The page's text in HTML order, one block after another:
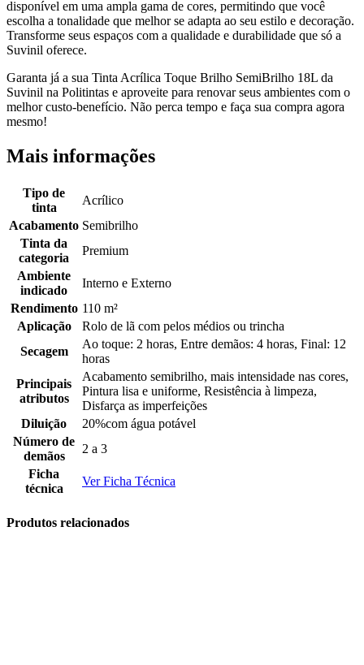
disponível em uma ampla gama de cores, permitindo que você
escolha a tonalidade que melhor se adapta ao seu estilo e decoração.
Transforme seus espaços com a qualidade e durabilidade que só a
Suvinil oferece.
Garanta já a sua Tinta Acrílica Toque Brilho SemiBrilho 18L da
Suvinil na Politintas e aproveite para renovar seus ambientes com o
melhor custo-benefício. Não perca tempo e faça sua compra agora
mesmo!
Mais informações
Tipo de
tinta
Acrílico
Acabamento Semibrilho
Tinta da
categoria
Premium
Ambiente
indicado
Interno e Externo
Rendimento 110 m²
Aplicação
Rolo de lã com pelos médios ou trincha
Secagem
Ao toque: 2 horas, Entre demãos: 4 horas, Final: 12
horas
Principais
atributos
Acabamento semibrilho, mais intensidade nas cores,
Pintura lisa e uniforme, Resistência à limpeza,
Disfarça as imperfeições
Diluição
20%com água potável
Número de
demãos
2 a 3
Ficha
técnica
Ver Ficha Técnica
Produtos relacionados